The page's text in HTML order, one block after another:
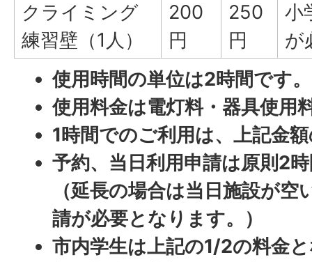
クライミング
練習壁（1人）
200
円
250
円
小
が
使用時間の単位は2時間です。
使用料金は電灯料・器具使用
1時間でのご利用は、上記金
予約、当日利用申請は原則2
（延長の場合は当日施設が空
請が必要となります。）
市内学生は上記の1/2の料金